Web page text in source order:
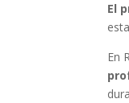
El
En